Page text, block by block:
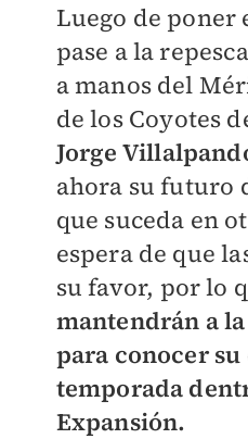
Luego de poner
pase a la
a manos del
de los Coyotes
Jorge
ahora su futuro
que suceda en
espera de que
su favor, por lo
mantendrán a
para conocer
temporada
Expansión.